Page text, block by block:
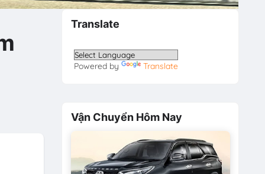
Translate
Powered by Translate
Vận Chuyển Hôm Nay